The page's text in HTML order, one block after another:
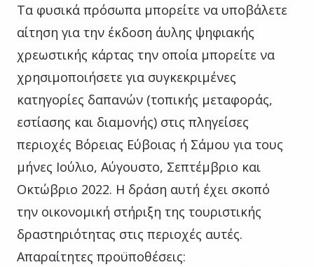
Τα φυσικά πρόσωπα μπορείτε να υποβάλετε
αίτηση για την έκδοση άυλης ψηφιακής
χρεωστικής κάρτας την οποία μπορείτε να
χρησιμοποιήσετε για συγκεκριμένες
κατηγορίες δαπανών (τοπικής μεταφοράς,
εστίασης και διαμονής) στις πληγείσες
περιοχές Βόρειας Εύβοιας ή Σάμου για τους
μήνες Ιούλιο, Αύγουστο, Σεπτέμβριο και
Οκτώβριο 2022. Η δράση αυτή έχει σκοπό
την οικονομική στήριξη της τουριστικής
δραστηριότητας στις περιοχές αυτές.
Απαραίτητες προϋποθέσεις: